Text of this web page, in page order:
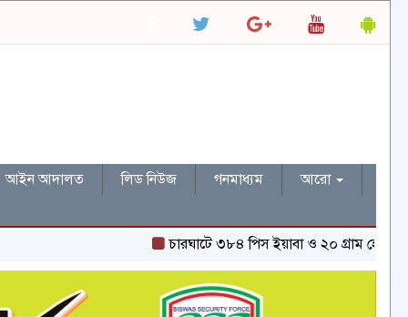
আইন আদালত লিড নিউজ গনমাধ্যম
আরো
চারঘাটে ৩৮৪ পিস ইয়াবা ও ২০ গ্রাম হেরোইনসহ একজন